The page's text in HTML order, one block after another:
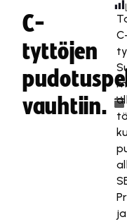
C-
tyttöjen
vauhtiin.
ja